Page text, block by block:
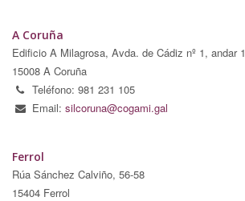
A Coruña
Edificio A Milagrosa, Avda. de Cádiz nº 1, andar
15008 A Coruña
Teléfono: 981 231 105
Email: silcoruna@cogami.gal
Ferrol
Rúa Sánchez Calviño, 56-58
15404 Ferrol